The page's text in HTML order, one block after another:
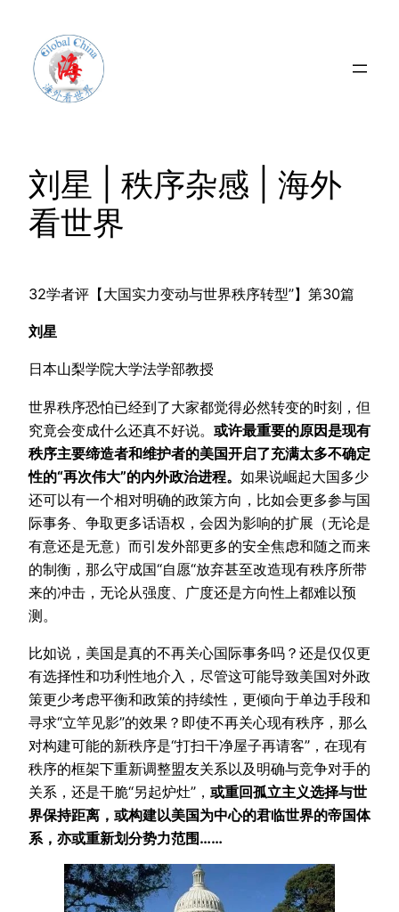
content
刘星 | 秩序杂感 | 海外
看世界
32学者评【大国实力变动与世界秩序转型”】第30篇
刘星
日本山梨学院大学法学部教授
世界秩序恐怕已经到了大家都觉得必然转变的时刻，但
究竟会变成什么还真不好说。 或许最重要的原因是现有
秩序主要缔造者和维护者的美国开启了充满太多不确定
性的“再次伟大”的内外政治进程。 如果说崛起大国多少
还可以有一个相对明确的政策方向，比如会更多参与国
际事务、争取更多话语权，会因为影响的扩展（无论是
有意还是无意）而引发外部更多的安全焦虑和随之而来
的制衡，那么守成国“自愿“放弃甚至改造现有秩序所带
来的冲击，无论从强度、广度还是方向性上都难以预
测。
比如说，美国是真的不再关心国际事务吗？还是仅仅更
有选择性和功利性地介入，尽管这可能导致美国对外政
策更少考虑平衡和政策的持续性，更倾向于单边手段和
寻求“立竿见影”的效果？即使不再关心现有秩序，那么
对构建可能的新秩序是“打扫干净屋子再请客”，在现有
秩序的框架下重新调整盟友关系以及明确与竞争对手的
关系，还是干脆“另起炉灶”， 或重回孤立主义选择与世
界保持距离，或构建以美国为中心的君临世界的帝国体
系，亦或重新划分势力范围……